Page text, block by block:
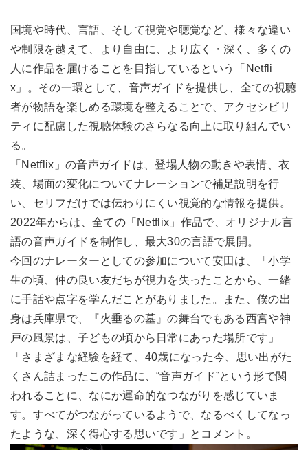
国境や時代、言語、そして視覚や聴覚など、様々な違い
や制限を越えて、より自由に、より広く・深く、多くの
人に作品を届けることを目指しているという「Netfli
x」。その一環として、音声ガイドを提供し、全ての視聴
者が物語を楽しめる環境を整えることで、アクセシビリ
ティに配慮した視聴体験のさらなる向上に取り組んでい
る。
「Netflix」の音声ガイドは、登場人物の動きや表情、衣
装、場面の変化についてナレーションで補足説明を行
い、セリフだけでは伝わりにくい視覚的な情報を提供。
2022年からは、全ての「Netflix」作品で、オリジナル言
語の音声ガイドを制作し、最大30の言語で展開。
今回のナレーターとしての参加について安田は、「小学
生の頃、仲の良い友だちが視力を失ったことから、一緒
に手話や点字を学んだことがありました。また、僕の出
身は兵庫県で、『火垂るの墓』の舞台でもある西宮や神
戸の風景は、子どもの頃から日常にあった場所です」
「さまざまな経験を経て、40歳になった今、思い出がた
くさん詰まったこの作品に、“音声ガイド”という形で関
われることに、なにか運命的なつながりを感じていま
す。すべてがつながっているようで、なるべくしてなっ
たような、深く得心する思いです」とコメント。